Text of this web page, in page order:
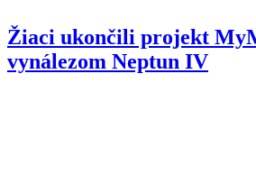
Žiaci ukončili projekt
vynálezom Neptun IV